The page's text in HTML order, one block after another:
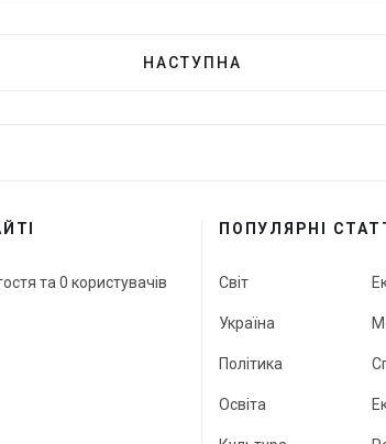
НАСТУПНА
та 0 користувачів
ПОПУЛЯРНІ
Світ
Україна
Політика
Освіта